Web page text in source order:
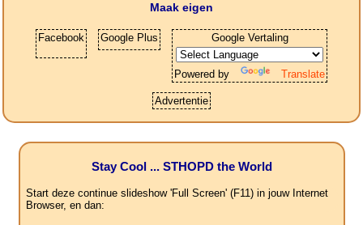
Maak eigen
Facebook Google Plus Google Vertaling
Powered by Translate
Advertentie
Stay Cool ... STHOPD the World
Start deze continue slideshow 'Full Screen' (F11) in jouw Internet
Browser, en dan: